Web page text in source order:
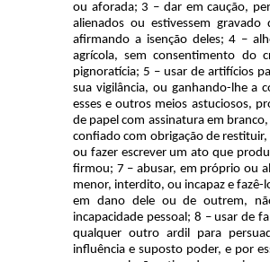
ou aforada; 3 – dar em caução,
alienados ou estivessem
afirmando a isenção deles; 4 –
agrícola, sem consentimento do
pignoratícia; 5 – usar de artifícios
sua vigilância, ou ganhando-lhe a
esses e outros meios astuciosos,
de papel com assinatura em
confiado com obrigação de
ou fazer escrever um ato que
firmou; 7 – abusar, em próprio ou
menor, interdito, ou incapaz e
em dano dele ou de outrem,
incapacidade pessoal; 8 – usar de
qualquer outro ardil para
influência e suposto poder, e por